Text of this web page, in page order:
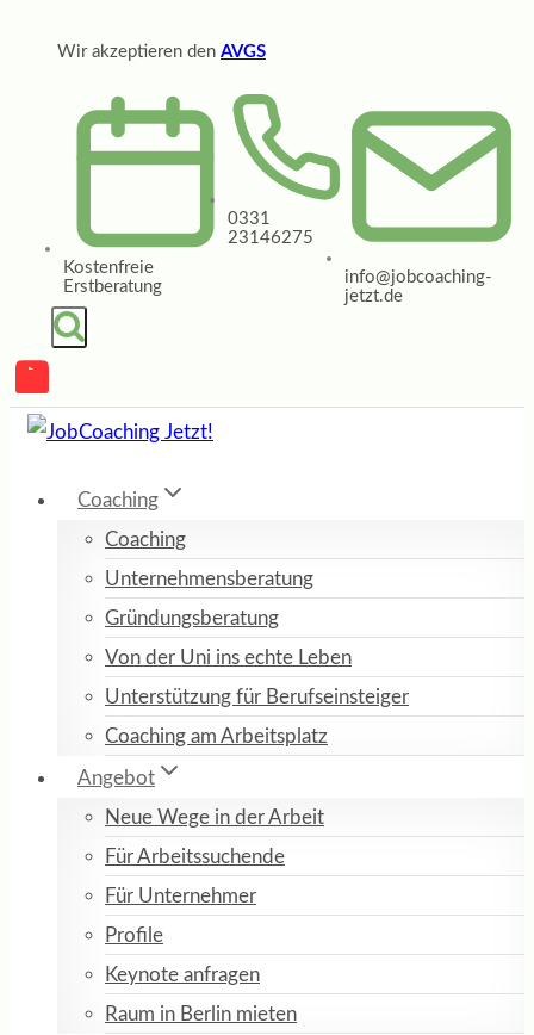
Wir akzeptieren den AVGS
Kostenfreie
Erstberatung
0331
23146275
info@jobcoaching-
jetzt.de
Coaching
Coaching
Unternehmensberatung
Gründungsberatung
Von der Uni ins echte Leben
Unterstützung für Berufseinsteiger
Coaching am Arbeitsplatz
Angebot
Neue Wege in der Arbeit
Für Arbeitssuchende
Für Unternehmer
Profile
Keynote anfragen
Raum in Berlin mieten